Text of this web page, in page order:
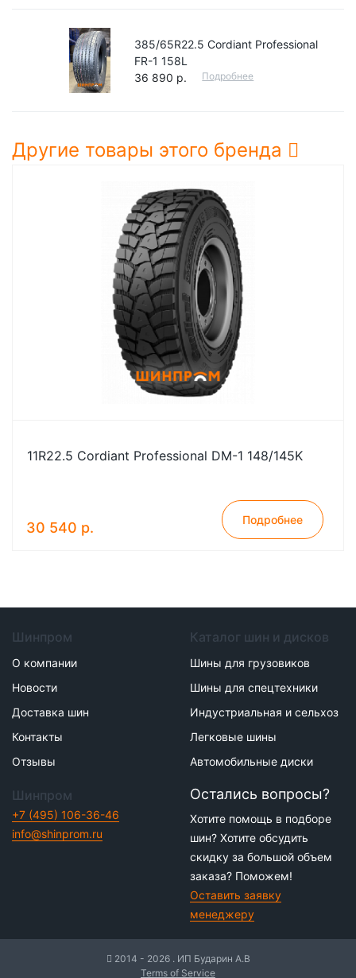
385/65R22.5 Cordiant Professional
FR-1 158L
36 890 р.
Подробнее
Другие товары этого бренда
11R22.5 Cordiant Professional DM-1 148/145K
30 540 р. Подробнее
Шинпром
О компании
Новости
Доставка шин
Контакты
Отзывы
Каталог шин и дисков
Шины для грузовиков
Шины для спецтехники
Индустриальная и сельхоз
Легковые шины
Автомобильные диски
Шинпром
+7 (495) 106-36-46
info@shinprom.ru
Остались вопросы?
Хотите помощь в подборе
шин? Хотите обсудить
скидку за большой объем
заказа? Поможем!
Оставить заявку
менеджеру
2014 - 2026 . ИП Бударин А.В
Terms of Service